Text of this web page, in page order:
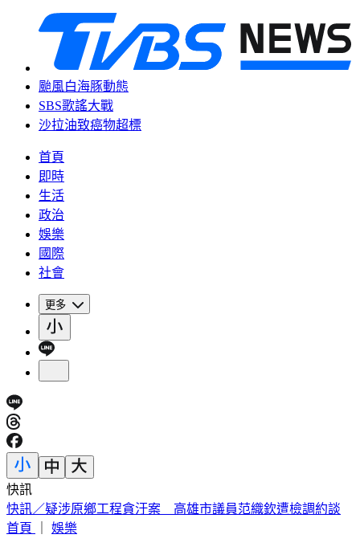
颱風白海豚動態
SBS歌謠大戰
沙拉油致癌物超標
首頁
即時
生活
政治
娛樂
國際
社會
更多
快訊
快訊／疑涉原鄉工程貪汙案 高雄市議員范織欽遭檢調約談
首頁
娛樂